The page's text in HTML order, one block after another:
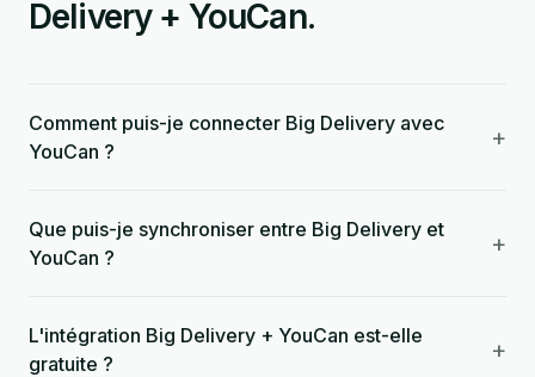
Delivery + YouCan.
Comment puis-je connecter Big Delivery avec
YouCan ?
+
Que puis-je synchroniser entre Big Delivery et
YouCan ?
+
L'intégration Big Delivery + YouCan est-elle
gratuite ?
+